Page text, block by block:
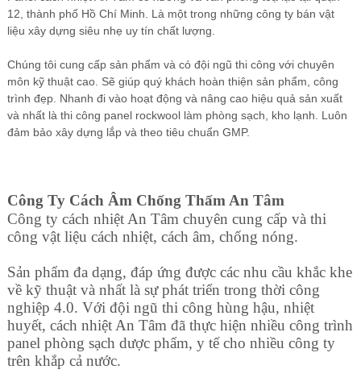
12, thành phố Hồ Chí Minh. Là một trong những công ty bán vật
liệu xây dựng siêu nhẹ uy tín chất lượng.
Chúng tôi cung cấp sản phẩm và có đội ngũ thi công với chuyên
môn kỹ thuật cao. Sẽ giúp quý khách hoàn thiện sản phẩm, công
trình đẹp. Nhanh đi vào hoạt động và nâng cao hiệu quả sản xuất
và nhất là thi công panel rockwool làm phòng sạch, kho lạnh. Luôn
đảm bảo xây dựng lắp và theo tiêu chuẩn GMP.
Công Ty Cách Âm Chống Thấm An Tâm
Công ty cách nhiệt An Tâm chuyên cung cấp và thi
công vật liệu cách nhiệt, cách âm, chống nóng.
Sản phẩm đa dạng, đáp ứng được các nhu cầu khắc khe
về kỹ thuật và nhất là sự phát triển trong thời công
nghiệp 4.0. Với đội ngũ thi công hùng hậu, nhiệt
huyết, cách nhiệt An Tâm đã thực hiện nhiều công trình
panel phòng sạch dược phẩm, y tế cho nhiều công ty
trên khắp cả nước.